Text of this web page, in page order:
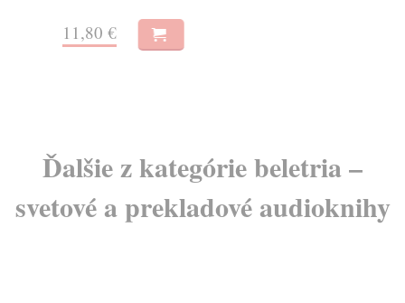
11,80 €
Ďalšie z kategórie beletria –
svetové a prekladové audioknihy